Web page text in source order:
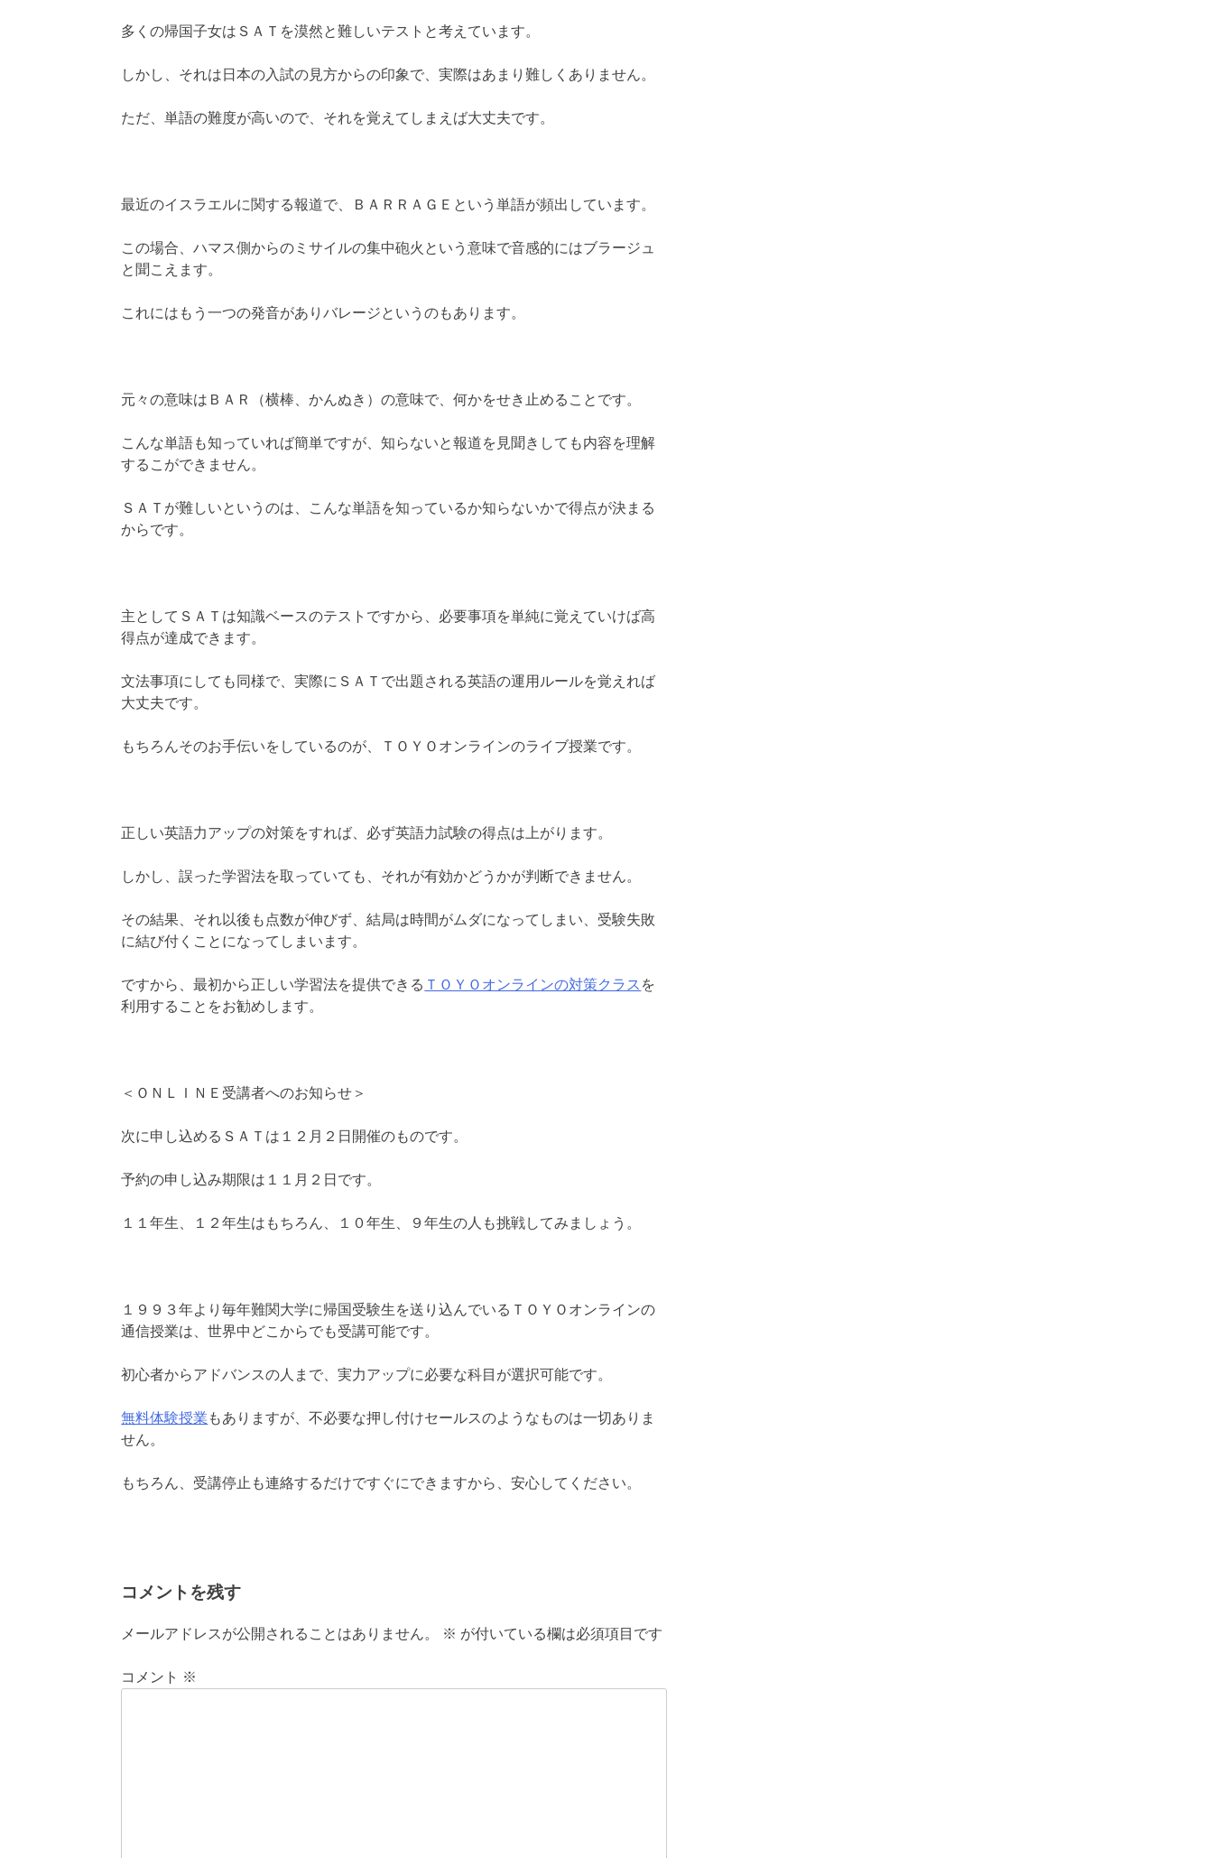
多くの帰国子女はＳＡＴを漠然と難しいテストと考えています。
しかし、それは日本の入試の見方からの印象で、実際はあまり難しくありません。
ただ、単語の難度が高いので、それを覚えてしまえば大丈夫です。
最近のイスラエルに関する報道で、ＢＡＲＲＡＧＥという単語が頻出しています。
この場合、ハマス側からのミサイルの集中砲火という意味で音感的にはブラージュ
と聞こえます。
これにはもう一つの発音がありバレージというのもあります。
元々の意味はＢＡＲ（横棒、かんぬき）の意味で、何かをせき止めることです。
こんな単語も知っていれば簡単ですが、知らないと報道を見聞きしても内容を理解
するこができません。
ＳＡＴが難しいというのは、こんな単語を知っているか知らないかで得点が決まる
からです。
主としてＳＡＴは知識ベースのテストですから、必要事項を単純に覚えていけば高
得点が達成できます。
文法事項にしても同様で、実際にＳＡＴで出題される英語の運用ルールを覚えれば
大丈夫です。
もちろんそのお手伝いをしているのが、ＴＯＹＯオンラインのライブ授業です。
正しい英語力アップの対策をすれば、必ず英語力試験の得点は上がります。
しかし、誤った学習法を取っていても、それが有効かどうかが判断できません。
その結果、それ以後も点数が伸びず、結局は時間がムダになってしまい、受験失敗
に結び付くことになってしまいます。
ですから、最初から正しい学習法を提供できる ＴＯＹＯオンラインの対策クラス を
利用することをお勧めします。
＜ＯＮＬＩＮＥ受講者へのお知らせ＞
次に申し込めるＳＡＴは１２月２日開催のものです。
予約の申し込み期限は１１月２日です。
１１年生、１２年生はもちろん、１０年生、９年生の人も挑戦してみましょう。
１９９３年より毎年難関大学に帰国受験生を送り込んでいるＴＯＹＯオンラインの
通信授業は、世界中どこからでも受講可能です。
初心者からアドバンスの人まで、実力アップに必要な科目が選択可能です。
無料体験授業 もありますが、不必要な押し付けセールスのようなものは一切ありま
せん。
もちろん、受講停止も連絡するだけですぐにできますから、安心してください。
コメントを残す
メールアドレスが公開されることはありません。 ※ が付いている欄は必須項目です
コメント ※